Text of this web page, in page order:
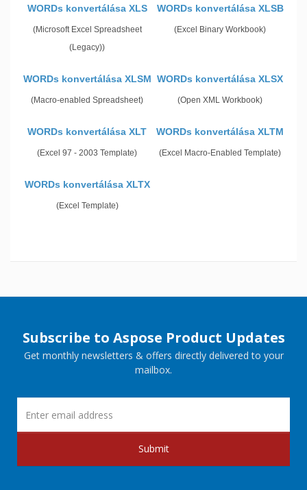
WORDs konvertálása XLS
(Microsoft Excel Spreadsheet
(Legacy))
WORDs konvertálása XLSB
(Excel Binary Workbook)
WORDs konvertálása XLSM
(Macro-enabled Spreadsheet)
WORDs konvertálása XLSX
(Open XML Workbook)
WORDs konvertálása XLT
(Excel 97 - 2003 Template)
WORDs konvertálása XLTM
(Excel Macro-Enabled Template)
WORDs konvertálása XLTX
(Excel Template)
Subscribe to Aspose Product Updates
Get monthly newsletters & offers directly delivered to your
mailbox.
Submit